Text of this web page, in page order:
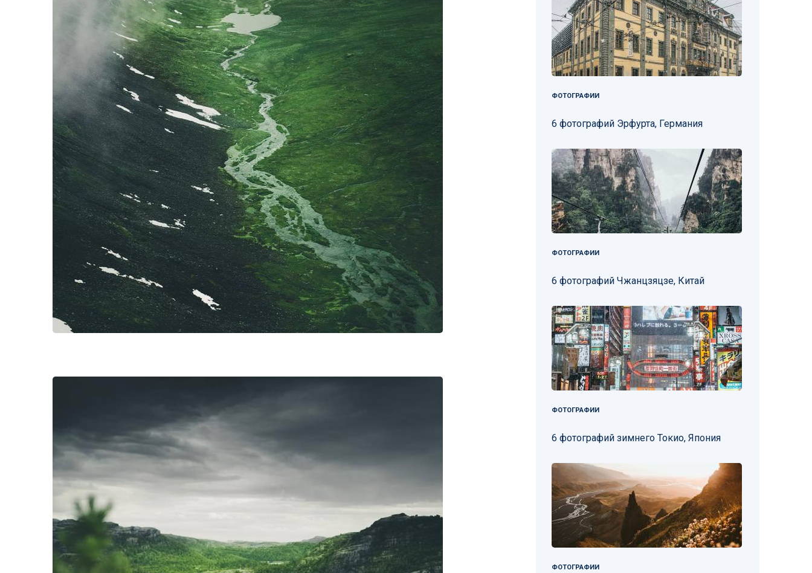
ФОТОГРАФИИ
6 фотографий Эрфурта, Германия
ФОТОГРАФИИ
6 фотографий Чжанцзяцзе, Китай
ФОТОГРАФИИ
6 фотографий зимнего Токио, Япония
ФОТОГРАФИИ